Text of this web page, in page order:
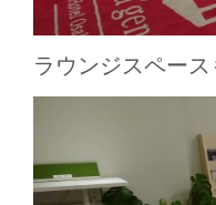
ラウンジスペース